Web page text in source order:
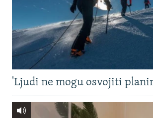
'Ljudi ne mogu osvojiti